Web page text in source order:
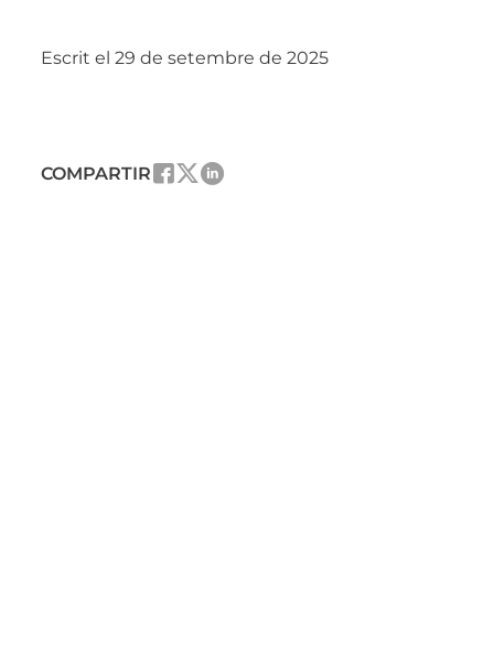
Escrit el 29 de setembre de 2025
COMPARTIR